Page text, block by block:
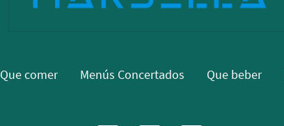
Que comer Menús Concertados Que beber